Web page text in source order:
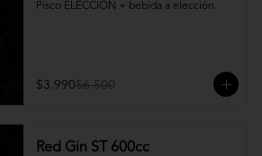
Pisco ELECCION + bebida a elección.
$3.990$6.500
Red Gin ST 600cc